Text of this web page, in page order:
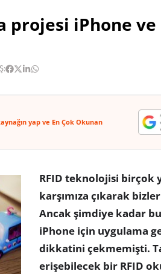
iPhone ve
yap ve En Çok Okunan
RFID teknolojisi birçok
karşımıza çıkarak
Ancak şimdiye kadar
iPhone için uygulama
dikkatini çekmemişti.
erişebilecek bir RFID